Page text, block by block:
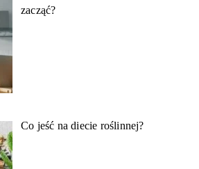
zacząć?
Co jeść na diecie roślinnej?